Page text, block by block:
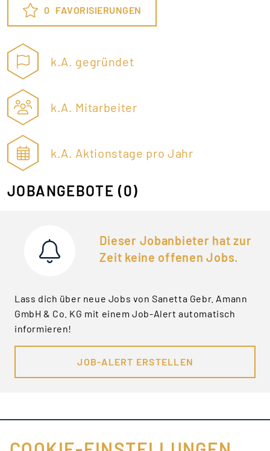
0 FAVORISIERUNGEN
k.A. gegründet
k.A. Mitarbeiter
k.A. Aktionstage pro Jahr
JOBANGEBOTE (0)
Dieser Jobanbieter hat zur
Zeit keine offenen Jobs.
Lass dich über neue Jobs von Sanetta Gebr. Amann
GmbH & Co. KG mit einem Job-Alert automatisch
informieren!
JOB-ALERT ERSTELLEN